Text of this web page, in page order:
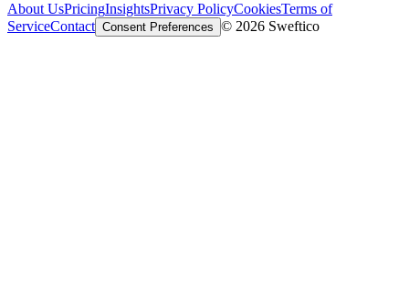
About UsPricingInsightsPrivacy PolicyCookiesTerms of
ServiceContact Consent Preferences © 2026 Sweftico